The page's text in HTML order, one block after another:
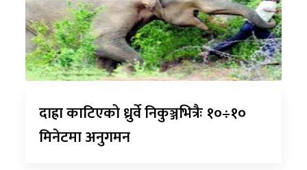
दाह्रा काटिएको ध्रुर्वे निकुञ्जभित्रैः १०÷१०
मिनेटमा अनुगमन